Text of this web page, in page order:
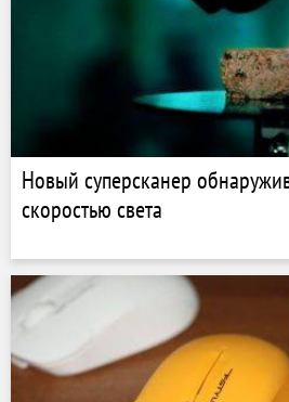
Новый суперсканер
скоростью света